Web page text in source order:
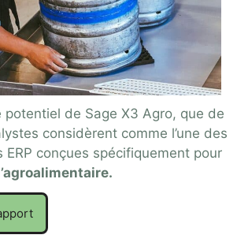
potentiel de Sage X3 Agro, que de
considèrent comme l’une des
ERP conçues spécifiquement pour